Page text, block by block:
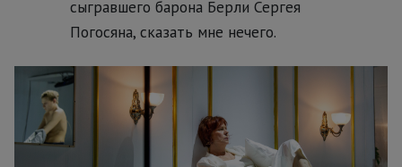
сыгравшего барона Берли Сергея
Погосяна, сказать мне нечего.